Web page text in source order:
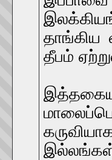
தீபம்
இல்லங்கள்